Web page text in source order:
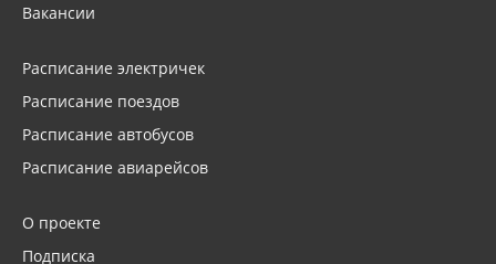
Вакансии
Расписание электричек
Расписание поездов
Расписание автобусов
Расписание авиарейсов
О проекте
Подписка